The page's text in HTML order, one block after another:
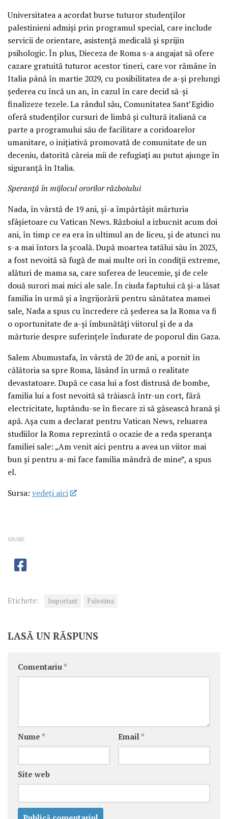
Universitatea a acordat burse tuturor studenților
palestinieni admiși prin programul special, care include
servicii de orientare, asistență medicală și sprijin
psihologic. În plus, Dieceza de Roma s-a angajat să ofere
cazare gratuită tuturor acestor tineri, care vor rămâne în
Italia până în martie 2029, cu posibilitatea de a-și prelungi
șederea cu încă un an, în cazul în care decid să-și
finalizeze tezele. La rândul său, Comunitatea Sant’Egidio
oferă studenților cursuri de limbă și cultură italiană ca
parte a programului său de facilitare a coridoarelor
umanitare, o inițiativă promovată de comunitate de un
deceniu, datorită căreia mii de refugiați au putut ajunge în
siguranță în Italia.
Speranță în mijlocul ororilor războiului
Nada, în vârstă de 19 ani, și-a împărtășit mărturia
sfâșietoare cu Vatican News. Războiul a izbucnit acum doi
ani, în timp ce ea era în ultimul an de liceu, și de atunci nu
s-a mai întors la școală. După moartea tatălui său în 2023,
a fost nevoită să fugă de mai multe ori în condiții extreme,
alături de mama sa, care suferea de leucemie, și de cele
două surori mai mici ale sale. În ciuda faptului că și-a lăsat
familia în urmă și a îngrijorării pentru sănătatea mamei
sale, Nada a spus cu încredere că șederea sa la Roma va fi
o oportunitate de a-și îmbunătăți viitorul și de a da
mărturie despre suferințele îndurate de poporul din Gaza.
Salem Abumustafa, în vârstă de 20 de ani, a pornit în
călătoria sa spre Roma, lăsând în urmă o realitate
devastatoare. După ce casa lui a fost distrusă de bombe,
familia lui a fost nevoită să trăiască într-un cort, fără
electricitate, luptându-se în fiecare zi să găsească hrană și
apă. Așa cum a declarat pentru Vatican News, reluarea
studiilor la Roma reprezintă o ocazie de a reda speranța
familiei sale: „Am venit aici pentru a avea un viitor mai
bun și pentru a-mi face familia mândră de mine”, a spus
el.
Sursa: vedeţi aici
SHARE
Etichete: Important Palestina
LASĂ UN RĂSPUNS
Comentariu *
Nume * Email *
Site web